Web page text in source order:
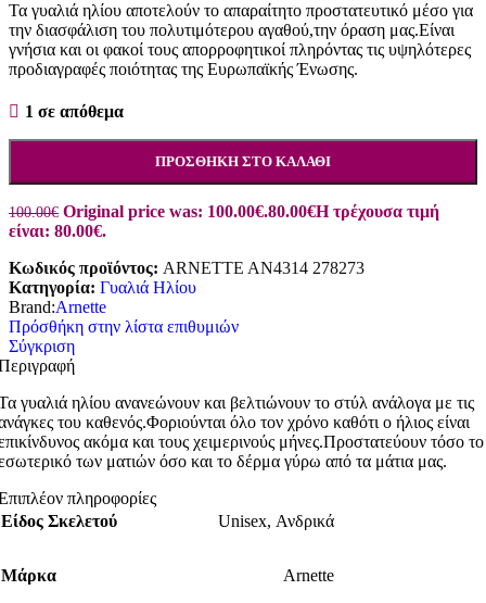
Τα γυαλιά ηλίου αποτελούν το απαραίτητο προστατευτικό μέσο για
την διασφάλιση του πολυτιμότερου αγαθού,την όραση μας.Είναι
γνήσια και οι φακοί τους απορροφητικοί πληρόντας τις υψηλότερες
προδιαγραφές ποιότητας της Ευρωπαϊκής Ένωσης.
1 σε απόθεμα
ΠΡΟΣΘΉΚΗ ΣΤΟ ΚΑΛΆΘΙ
100.00€ Original price was: 100.00€.80.00€Η τρέχουσα τιμή
είναι: 80.00€.
Κωδικός προϊόντος: ARNETTE AN4314 278273
Κατηγορία: Γυαλιά Ηλίου
Brand:Arnette
Πρόσθήκη στην λίστα επιθυμιών
Σύγκριση
γυαλιά ηλίου ανανεώνουν και βελτιώνουν το στύλ ανάλογα με τις
του καθενός.Φοριούνται όλο τον χρόνο καθότι ο ήλιος είναι
ακόμα και τους χειμερινούς μήνες.Προστατεύουν τόσο το
των ματιών όσο και το δέρμα γύρω από τα μάτια μας.
πληροφορίες
Είδος Σκελετού
Unisex, Ανδρικά
Μάρκα Arnette